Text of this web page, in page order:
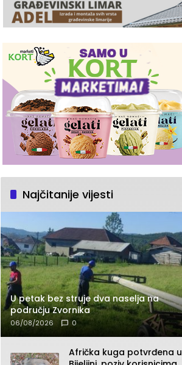
Najčitanije vijesti
U petak bez struje dva naselja na
području Zvornika
06/08/2026 0
Afrička kuga potvrđena u